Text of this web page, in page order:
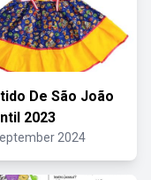
De São João
2023
2024